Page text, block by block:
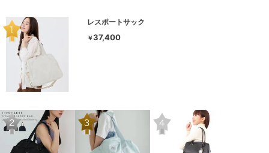
レスポートサック
￥37,400